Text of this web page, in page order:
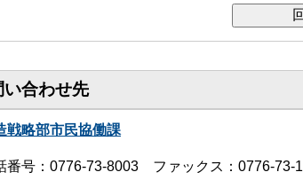
い合わせ先
戦略部市民協働課
番号：0776-73-8003 ファックス：0776-73-